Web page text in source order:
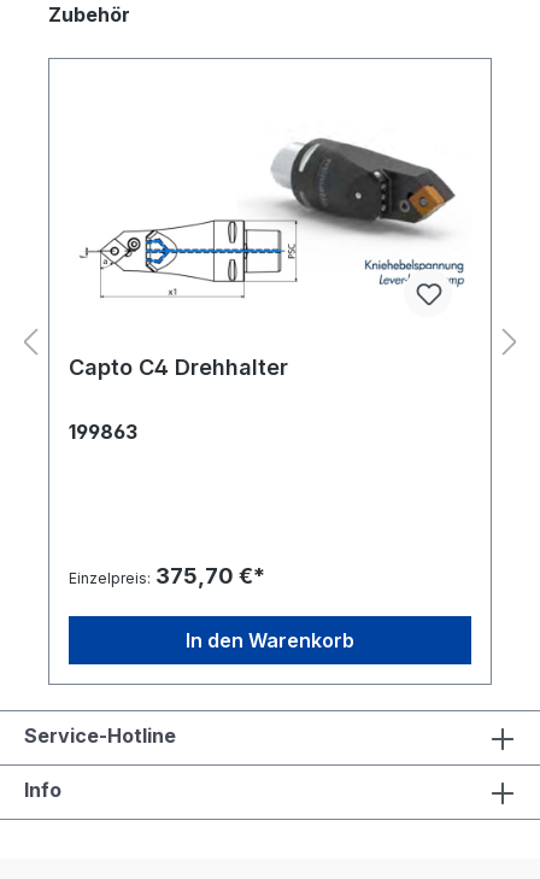
Zubehör
Capto C4 Drehhalter
199863
Einzelpreis: 375,70 €*
In den Warenkorb
Service-Hotline
Info